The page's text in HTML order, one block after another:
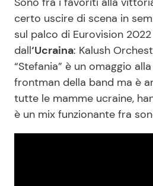
certo uscire di scena in
sul palco di Eurovision
dall‘Ucraina: Kalush
“Stefania” è un omaggio
frontman della band ma è
tutte le mamme ucraine,
è un mix funzionante fra